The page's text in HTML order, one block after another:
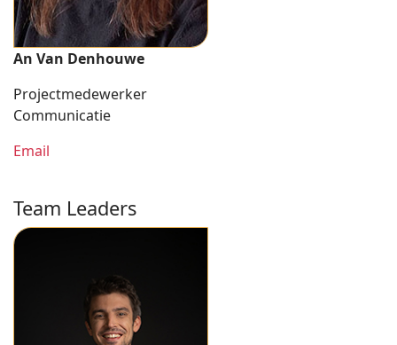
An Van Denhouwe
Projectmedewerker
Communicatie
Email
Team Leaders